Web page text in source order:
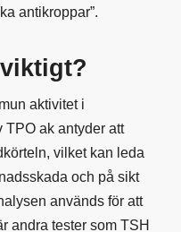
antikroppar”.
aktivitet i
TPO ak antyder att
vilket kan leda
och på sikt
används för att
andra tester som TSH